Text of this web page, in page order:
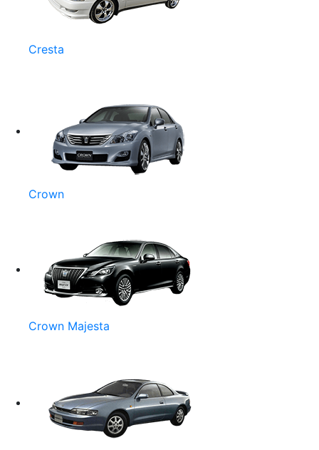
Cresta
Crown
Crown Majesta